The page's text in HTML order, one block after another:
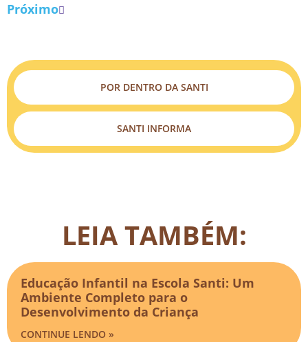
POR DENTRO DA SANTI
SANTI INFORMA
Próximo
LEIA TAMBÉM:
Educação Infantil na Escola Santi: Um
Ambiente Completo para o
Desenvolvimento da Criança
CONTINUE LENDO »